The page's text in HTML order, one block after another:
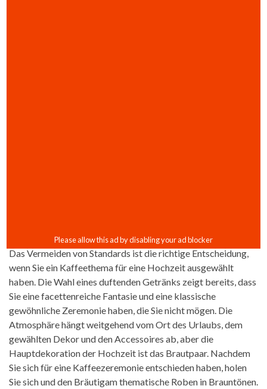
Das Vermeiden von Standards ist die richtige Entscheidung,
wenn Sie ein Kaffeethema für eine Hochzeit ausgewählt
haben. Die Wahl eines duftenden Getränks zeigt bereits, dass
Sie eine facettenreiche Fantasie und eine klassische
gewöhnliche Zeremonie haben, die Sie nicht mögen. Die
Atmosphäre hängt weitgehend vom Ort des Urlaubs, dem
gewählten Dekor und den Accessoires ab, aber die
Hauptdekoration der Hochzeit ist das Brautpaar. Nachdem
Sie sich für eine Kaffeezeremonie entschieden haben, holen
Sie sich und den Bräutigam thematische Roben in Brauntönen.